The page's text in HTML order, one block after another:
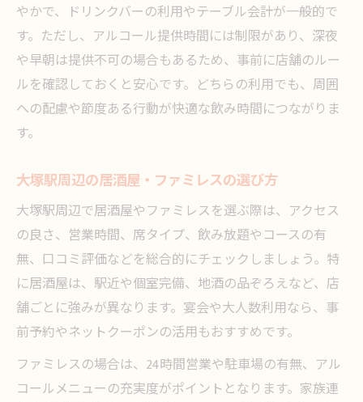
やかで、ドリンクバーの利用やテーブル会計が一般的で
す。ただし、アルコール提供時間には制限があり、深夜
や早朝は提供不可の場合もあるため、事前に店舗のルー
ルを確認しておくと安心です。どちらの利用でも、周囲
への配慮や節度ある行動が快適な飲み時間につながりま
す。
大塚駅周辺の居酒屋・ファミレスの選び方
大塚駅周辺で居酒屋やファミレスを選ぶ際は、アクセス
の良さ、営業時間、席タイプ、飲み放題やコースの有
無、口コミ評価などを総合的にチェックしましょう。特
に居酒屋は、駅近や個室完備、地酒の品ぞろえなど、店
舗ごとに強みが異なります。宴会や大人数利用なら、事
前予約やネットクーポンの活用もおすすめです。
ファミレスの場合は、24時間営業や駐車場の有無、アル
コールメニューの充実度がポイントとなります。家族連